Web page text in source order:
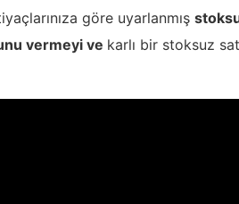
göre uyarlanmış
vermeyi ve karlı bir stoksuz